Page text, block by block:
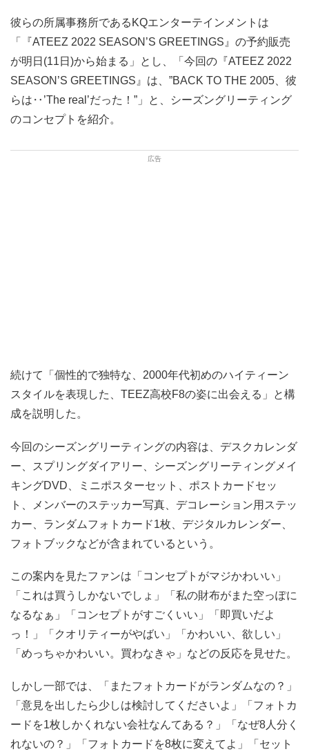
彼らの所属事務所であるKQエンターテインメントは
「『ATEEZ 2022 SEASON’S GREETINGS』の予約販売
が明日(11日)から始まる」とし、「今回の『ATEEZ 2022
SEASON’S GREETINGS』は、”BACK TO THE 2005、彼
らは‥’The real’だった！”」と、シーズングリーティング
のコンセプトを紹介。
続けて「個性的で独特な、2000年代初めのハイティーン
スタイルを表現した、TEEZ高校F8の姿に出会える」と構
成を説明した。
今回のシーズングリーティングの内容は、デスクカレンダ
ー、スプリングダイアリー、シーズングリーティングメイ
キングDVD、ミニポスターセット、ポストカードセッ
ト、メンバーのステッカー写真、デコレーション用ステッ
カー、ランダムフォトカード1枚、デジタルカレンダー、
フォトブックなどが含まれているという。
この案内を見たファンは「コンセプトがマジかわいい」
「これは買うしかないでしょ」「私の財布がまた空っぽに
なるなぁ」「コンセプトがすごくいい」「即買いだよ
っ！」「クオリティーがやばい」「かわいい、欲しい」
「めっちゃかわいい。買わなきゃ」などの反応を見せた。
しかし一部では、「またフォトカードがランダムなの？」
「意見を出したら少しは検討してくださいよ」「フォトカ
ードを1枚しかくれない会社なんてある？」「なぜ8人分く
れないの？」「フォトカードを8枚に変えてよ」「セット